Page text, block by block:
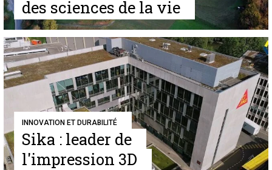
des sciences de la vie
INNOVATION ET DURABILITÉ
Sika : leader de
l'impression 3D